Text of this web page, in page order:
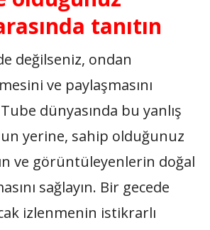
tanıtın
değilseniz, ondan
ve paylaşmasını
dünyasında bu yanlış
yerine, sahip olduğunuz
ve görüntüleyenlerin doğal
sağlayın. Bir gecede
izlenmenin istikrarlı